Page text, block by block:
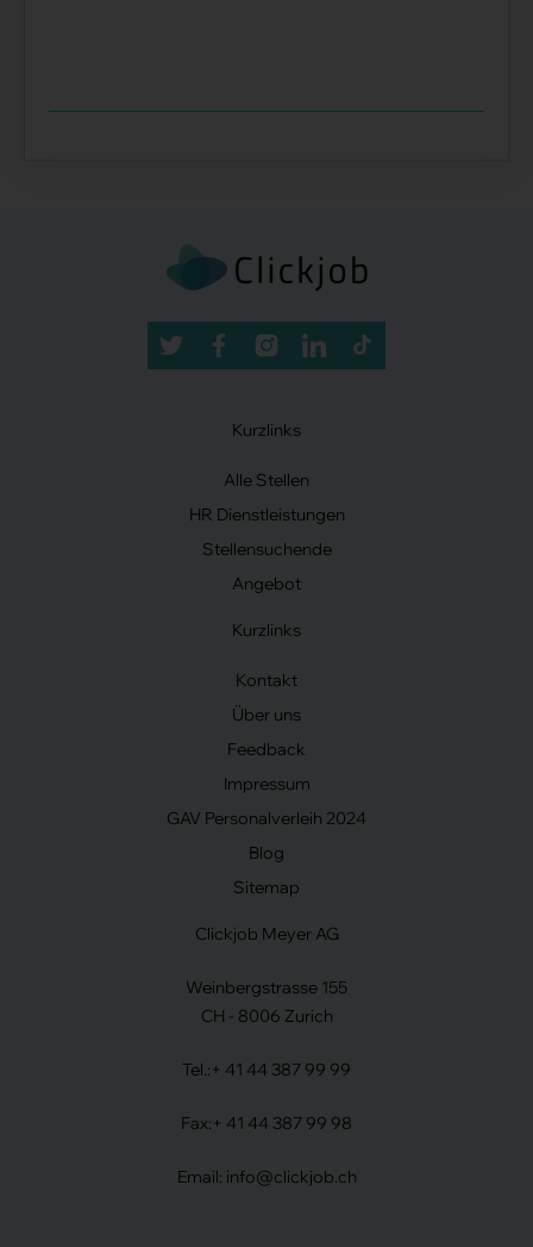
Kurzlinks
Alle Stellen
HR Dienstleistungen
Stellensuchende
Angebot
Kurzlinks
Kontakt
Über uns
Feedback
Impressum
GAV Personalverleih 2024
Blog
Sitemap
Clickjob Meyer AG
Weinbergstrasse 155
CH - 8006 Zurich
Tel.: + 41 44 387 99 99
Fax: + 41 44 387 99 98
Email: info@clickjob.ch